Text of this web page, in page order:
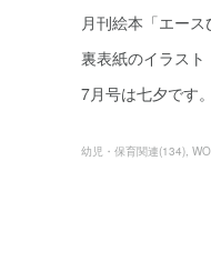
月刊絵本「エース
裏表紙のイラスト
7月号は七夕です
幼児・保育関連(134)